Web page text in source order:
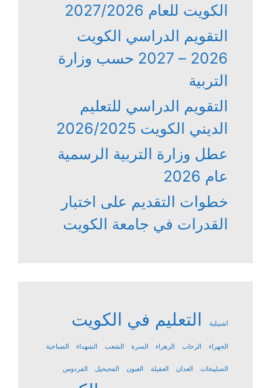
الكويت للعام 2027/2026
التقويم الدراسي الكويت
2026 – 2027 حسب وزارة
التربية
التقويم الدراسي للتعليم
الديني الكويت 2026/2025
عطل وزارة التربية الرسمية
عام 2026
خطوات التقديم على اختبار
القدرات في جامعة الكويت
اشبيلية التعليم في الكويت
الجهراء الرحاب الزهراء السرة الشعب الشهداء الصباحية
الصليبخات العدان العقيلة العيون الفحيحيل الفردوس